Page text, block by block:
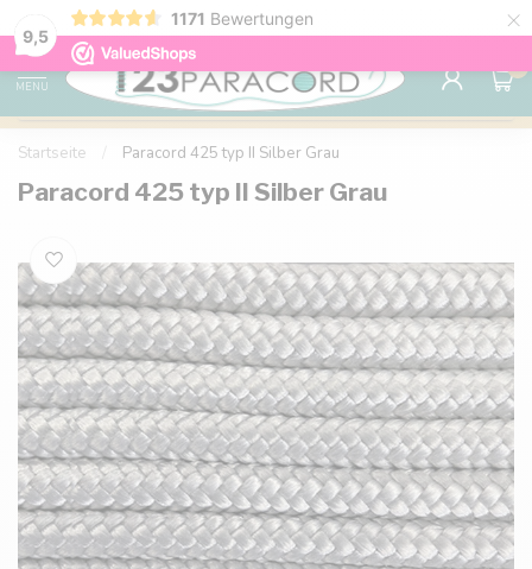
9,5
1171 Bewertungen ×
Kostenlose Lieferung nach Hause ab 150 €
MENU
0
Startseite Paracord 425 typ II Silber Grau
Paracord 425 typ II Silber Grau